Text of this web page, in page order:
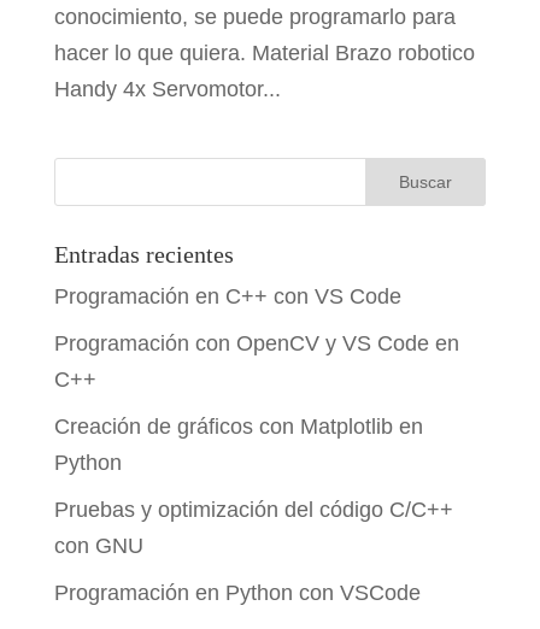
conocimiento, se puede programarlo para
hacer lo que quiera. Material Brazo robotico
Handy 4x Servomotor...
Entradas recientes
Programación en C++ con VS Code
Programación con OpenCV y VS Code en
C++
Creación de gráficos con Matplotlib en
Python
Pruebas y optimización del código C/C++
con GNU
Programación en Python con VSCode